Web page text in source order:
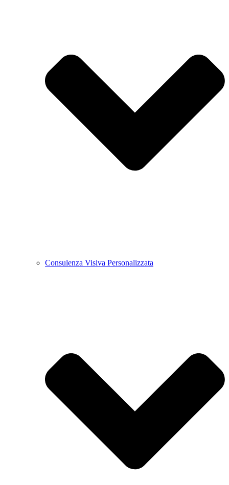
Consulenza Visiva Personalizzata